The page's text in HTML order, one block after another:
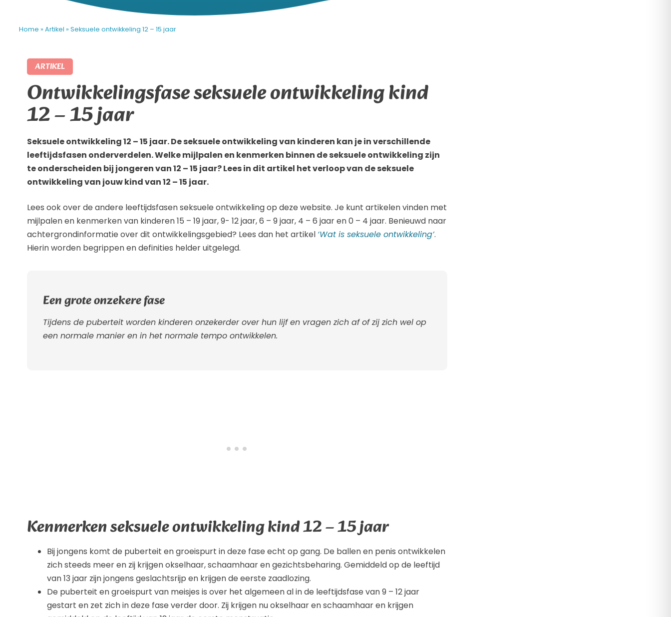
Home » Artikel » Seksuele ontwikkeling 12 – 15 jaar
ARTIKEL
Ontwikkelingsfase seksuele ontwikkeling kind
12 – 15 jaar
Seksuele ontwikkeling 12 – 15 jaar. De seksuele ontwikkeling van kinderen kan je in verschillende
leeftijdsfasen onderverdelen. Welke mijlpalen en kenmerken binnen de seksuele ontwikkeling zijn
te onderscheiden bij jongeren van 12 – 15 jaar? Lees in dit artikel het verloop van de seksuele
ontwikkeling van jouw kind van 12 – 15 jaar.
Lees ook over de andere leeftijdsfasen seksuele ontwikkeling op deze website. Je kunt artikelen vinden met
mijlpalen en kenmerken van kinderen 15 – 19 jaar, 9- 12 jaar, 6 – 9 jaar, 4 – 6 jaar en 0 – 4 jaar. Benieuwd naar
achtergrondinformatie over dit ontwikkelingsgebied? Lees dan het artikel ‘Wat is seksuele ontwikkeling’.
Hierin worden begrippen en definities helder uitgelegd.
Een grote onzekere fase
Tijdens de puberteit worden kinderen onzekerder over hun lijf en vragen zich af of zij zich wel op
een normale manier en in het normale tempo ontwikkelen.
Kenmerken seksuele ontwikkeling kind 12 – 15 jaar
Bij jongens komt de puberteit en groeispurt in deze fase echt op gang. De ballen en penis ontwikkelen
zich steeds meer en zij krijgen okselhaar, schaamhaar en gezichtsbeharing. Gemiddeld op de leeftijd
van 13 jaar zijn jongens geslachtsrijp en krijgen de eerste zaadlozing.
De puberteit en groeispurt van meisjes is over het algemeen al in de leeftijdsfase van 9 – 12 jaar
gestart en zet zich in deze fase verder door. Zij krijgen nu okselhaar en schaamhaar en krijgen